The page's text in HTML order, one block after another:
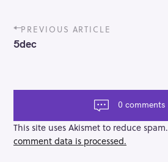
P
o
s
a
g
a
t
PREVIOUS ARTICLE
5dec
0 comments
This site uses Akismet to reduce spam.
comment data is processed.